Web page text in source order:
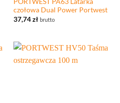
PORTWEST PA63 Latarka
czołowa Dual Power Portwest
37,74zł brutto